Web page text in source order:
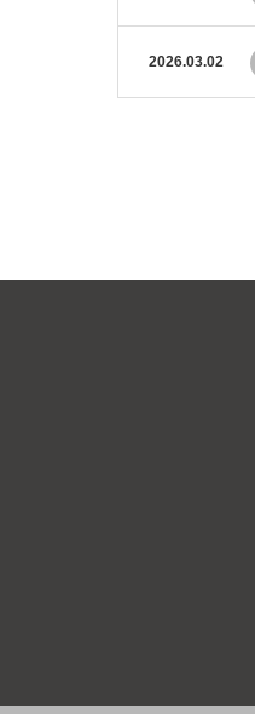
2026.03.02